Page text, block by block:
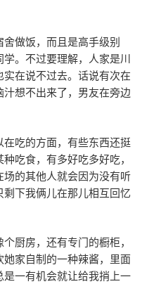
做饭，而且是高手级别
。不过要理解，人家是川
在说不过去。话说有次在
想不出来了，男友在旁边
吃的方面，有些东西还挺
吃食，有多好吃多好吃，
的其他人就会因为没有听
下我俩儿在那儿相互回忆
厨房，还有专门的橱柜，
家自制的一种辣酱，里面
一有机会就让给我捎上一